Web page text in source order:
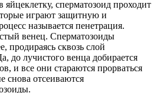
сперматозоид проходит
играют защитную и
называется пенетрация.
венец. Сперматозоиды
продираясь сквозь слой
до лучистого венца добирается
и все они стараются прорваться
снова отсеиваются